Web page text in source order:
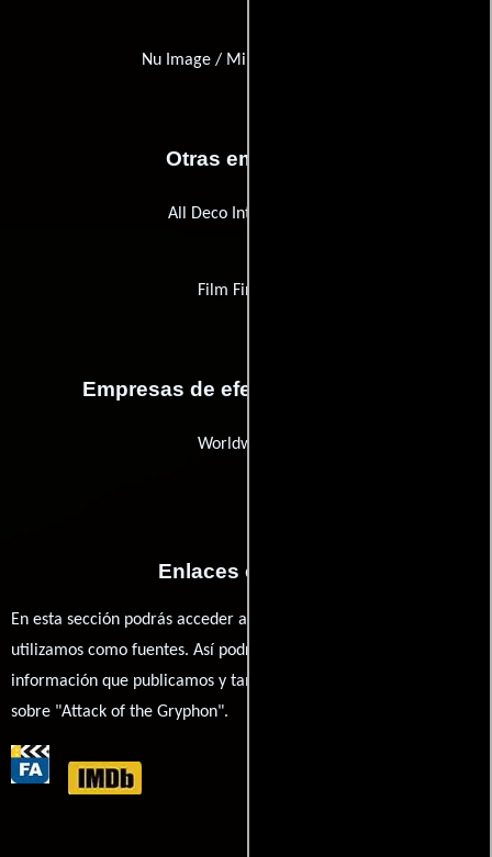
Nu Image / Millennium Films
Otras empresas
All Deco International
Film Finances
Empresas de efectos especiales
Worldwide FX
Enlaces externos
En esta sección podrás acceder a los recursos externos que
utilizamos como fuentes. Así podrás chequear toda la
información que publicamos y también ampliar tu conocimiento
sobre "Attack of the Gryphon".